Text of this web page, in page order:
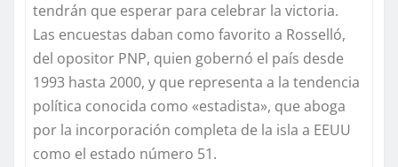
tendrán que esperar para celebrar la victoria.
Las encuestas daban como favorito a Rosselló,
del opositor PNP, quien gobernó el país desde
1993 hasta 2000, y que representa a la tendencia
política conocida como «estadista», que aboga
por la incorporación completa de la isla a EEUU
como el estado número 51.